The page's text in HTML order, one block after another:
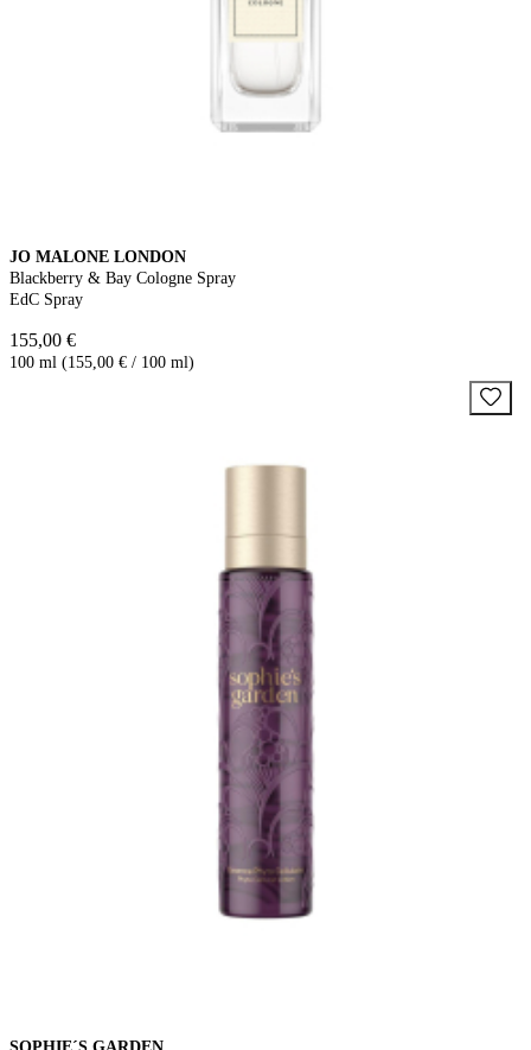
JO MALONE LONDON
Blackberry & Bay Cologne Spray
EdC Spray
155,00 €
100 ml (155,00 € / 100 ml)